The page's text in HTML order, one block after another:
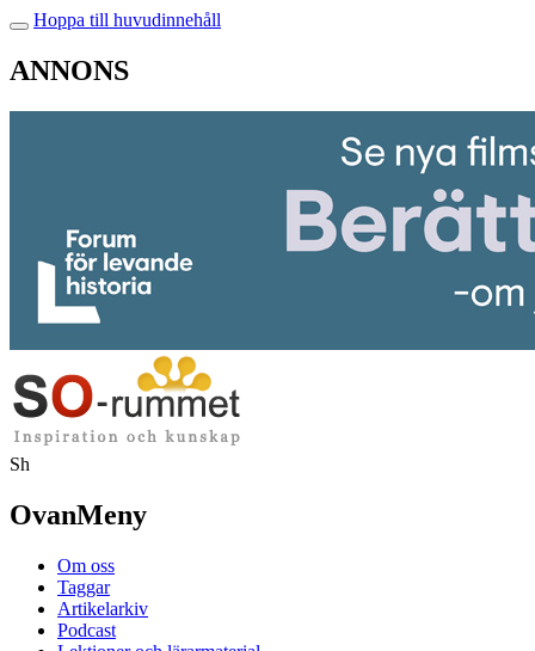
Hoppa till huvudinnehåll
ANNONS
Sh
OvanMeny
Om oss
Taggar
Artikelarkiv
Podcast